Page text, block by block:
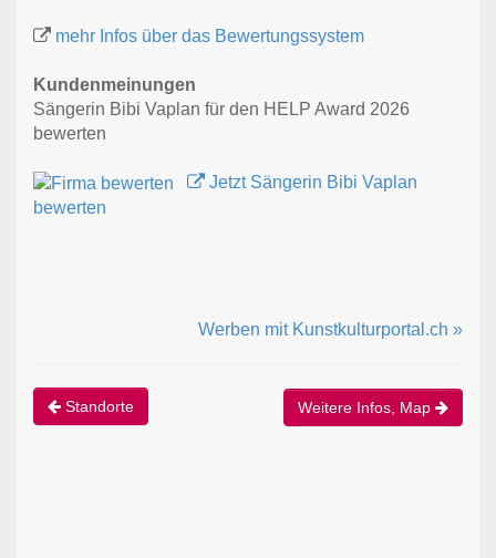
mehr Infos über das Bewertungssystem
Kundenmeinungen
Sängerin Bibi Vaplan für den HELP Award 2026
bewerten
Jetzt Sängerin Bibi Vaplan
bewerten
Werben mit Kunstkulturportal.ch »
Standorte Weitere Infos, Map